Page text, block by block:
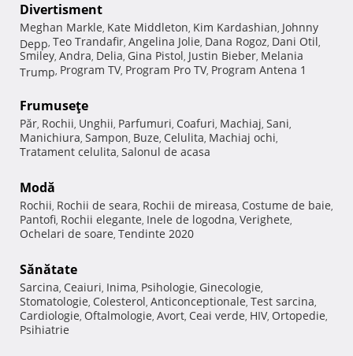
Divertisment
Meghan Markle, Kate Middleton, Kim Kardashian, Johnny
Depp, Teo Trandafir, Angelina Jolie, Dana Rogoz, Dani Otil,
Smiley, Andra, Delia, Gina Pistol, Justin Bieber, Melania
Trump, Program TV, Program Pro TV, Program Antena 1
Frumuseţe
Păr, Rochii, Unghii, Parfumuri, Coafuri, Machiaj, Sani,
Manichiura, Sampon, Buze, Celulita, Machiaj ochi,
Tratament celulita, Salonul de acasa
Modă
Rochii, Rochii de seara, Rochii de mireasa, Costume de baie,
Pantofi, Rochii elegante, Inele de logodna, Verighete,
Ochelari de soare, Tendinte 2020
Sănătate
Sarcina, Ceaiuri, Inima, Psihologie, Ginecologie,
Stomatologie, Colesterol, Anticonceptionale, Test sarcina,
Cardiologie, Oftalmologie, Avort, Ceai verde, HIV, Ortopedie,
Psihiatrie